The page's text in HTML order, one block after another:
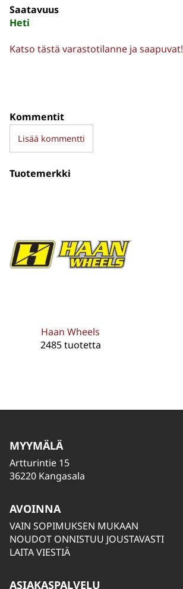
Saatavuus
Heti
Katso tästä varastotilanne ja saapuvat!
Kommentit
Lisää kommentti
Tuotemerkki
Haan Wheels
2485 tuotetta
MYYMÄLÄ
Artturintie 15
36220 Kangasala
AVOINNA
VAIN SOPIMUKSEN MUKAAN
NOUDOT ONNISTUU JOUSTAVASTI
LAITA VIESTIÄ
ASIAKASPALVELU